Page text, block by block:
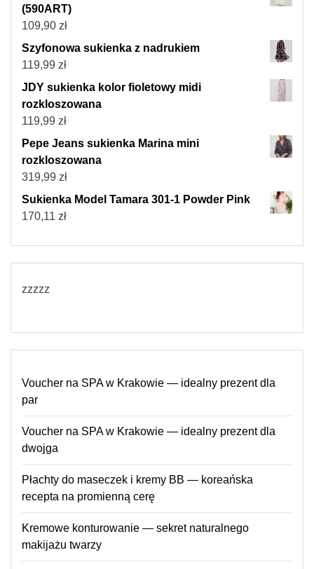
(590ART)
109,90 zł
Szyfonowa sukienka z nadrukiem
119,99 zł
JDY sukienka kolor fioletowy midi
rozkloszowana
119,99 zł
Pepe Jeans sukienka Marina mini
rozkloszowana
319,99 zł
Sukienka Model Tamara 301-1 Powder Pink
170,11 zł
zzzzz
Voucher na SPA w Krakowie — idealny prezent dla
par
Voucher na SPA w Krakowie — idealny prezent dla
dwojga
Płachty do maseczek i kremy BB — koreańska
recepta na promienną cerę
Kremowe konturowanie — sekret naturalnego
makijażu twarzy